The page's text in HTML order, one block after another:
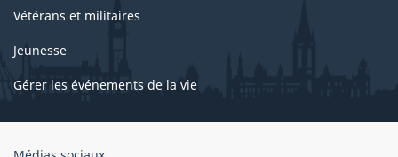
Vétérans et militaires
Jeunesse
Gérer les événements de la vie
Organisation